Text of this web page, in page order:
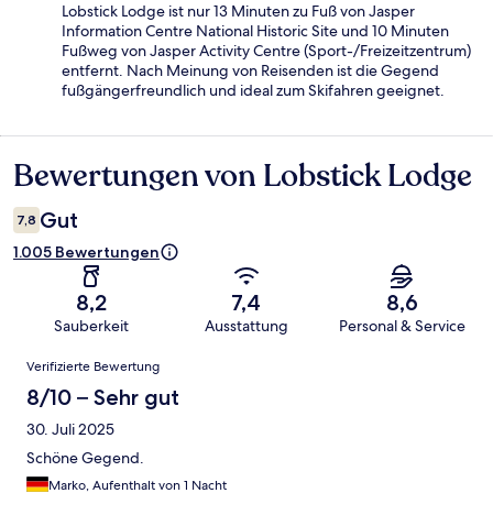
Lobstick Lodge ist nur 13 Minuten zu Fuß von Jasper
Information Centre National Historic Site und 10 Minuten
Fußweg von Jasper Activity Centre (Sport-/Freizeitzentrum)
entfernt. Nach Meinung von Reisenden ist die Gegend
fußgängerfreundlich und ideal zum Skifahren geeignet.
Bewertungen
Bewertungen von Lobstick Lodge
7,8 Gut
1.005 Bewertungen
8,2
Sauberkeit
7,4
Ausstattung
8,6
Personal & Service
Bewertungen
Verifizierte Bewertung
8/10 – Sehr gut
30. Juli 2025
Schöne Gegend.
Marko, Aufenthalt von 1 Nacht